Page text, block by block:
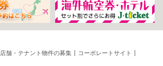
店舗・テナント物件の募集 コーポレートサイト